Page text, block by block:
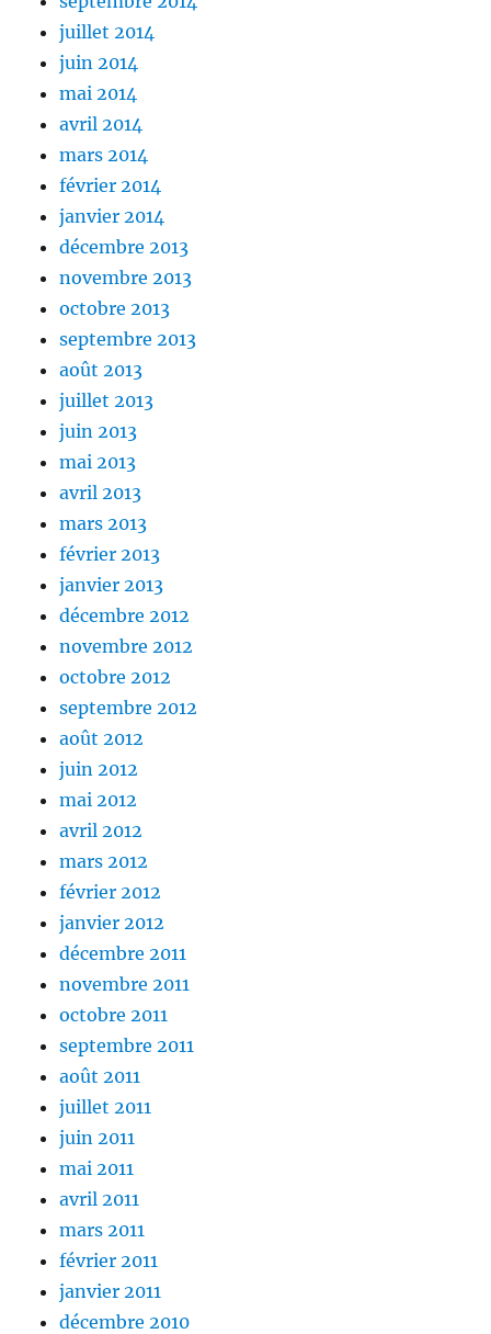
juillet 2014
juin 2014
mai 2014
avril 2014
mars 2014
février 2014
janvier 2014
décembre 2013
novembre 2013
octobre 2013
septembre 2013
août 2013
juillet 2013
juin 2013
mai 2013
avril 2013
mars 2013
février 2013
janvier 2013
décembre 2012
novembre 2012
octobre 2012
septembre 2012
août 2012
juin 2012
mai 2012
avril 2012
mars 2012
février 2012
janvier 2012
décembre 2011
novembre 2011
octobre 2011
septembre 2011
août 2011
juillet 2011
juin 2011
mai 2011
avril 2011
mars 2011
février 2011
janvier 2011
décembre 2010